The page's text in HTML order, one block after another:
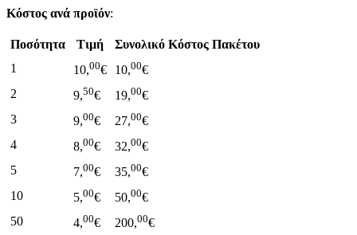
Κόστος ανά προϊόν:
Ποσότητα Τιμή
Συνολικό Κόστος Πακέτου
1
10,00€ 10,00€
2
9,50€ 19,00€
3
9,00€ 27,00€
4
8,00€ 32,00€
5
7,00€ 35,00€
10
5,00€ 50,00€
50
4,00€ 200,00€